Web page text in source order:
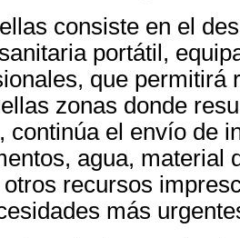
consiste en el
portátil,
que permitirá
zonas donde
continúa el envío de
agua, material
recursos
más